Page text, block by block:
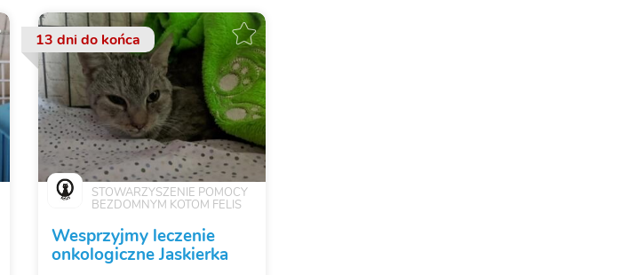
13 dnido końca
STOWARZYSZENIE POMOCY
BEZDOMNYM KOTOM FELIS
Wesprzyjmy leczenie
onkologiczne Jaskierka